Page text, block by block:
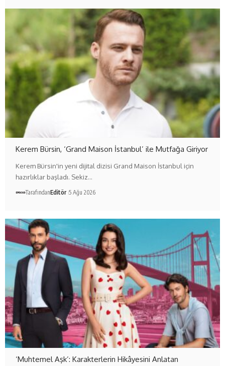
Kerem Bürsin, ‘Grand Maison İstanbul’ ile Mutfağa Giriyor
Kerem Bürsin'in yeni dijital dizisi Grand Maison İstanbul için
hazırlıklar başladı. Sekiz…
TarafındanEditör 5 Ağu 2026
‘Muhtemel Aşk’: Karakterlerin Hikâyesini Anlatan